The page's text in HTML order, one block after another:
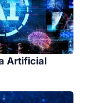
Artificial